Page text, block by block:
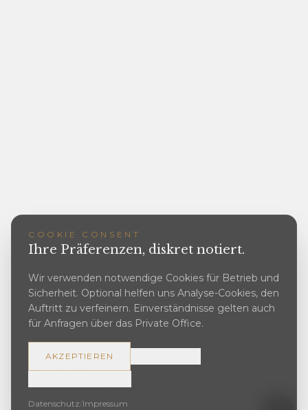
COOKIE CONSENT
Ihre Präferenzen, diskret notiert.
Wir verwenden notwendige Cookies für Betrieb und
Sicherheit. Optional helfen uns Analyse-Cookies, den
Auftritt zu verfeinern. Einverständnisse gelten auch
für Anfragen über das Private Office.
AKZEPTIEREN
Datenschutz/Impressum